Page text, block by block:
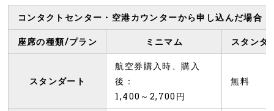
コンタクトセンター・空港カウンターから申し込んだ場合
座席の種類/プラン ミニマム スタンダ
スタンダート
航空券購入時、購入
後：
1,400～2,700円
無料